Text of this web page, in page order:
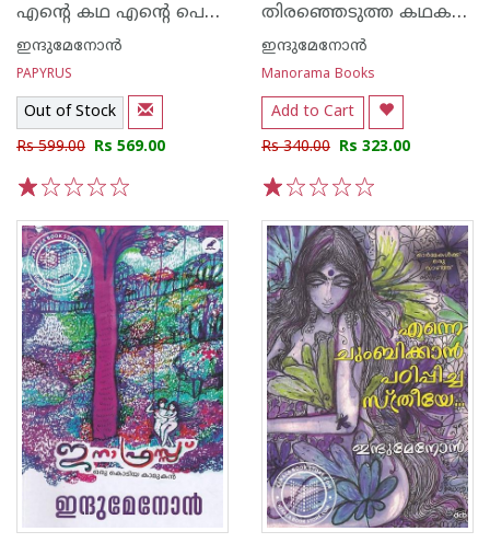
എൻ്റെ കഥ എൻ്റെ പെണുങ്ങളുടെയും
ഇന്ദുമേനോന്‍
PAPYRUS
Out of Stock
Rs 599.00 Rs 569.00
തിരഞ്ഞെടുത്ത കഥകൾ - ഇന്ദുമേനോന്‍
ഇന്ദുമേനോന്‍
Manorama Books
Add to Cart
Rs 340.00 Rs 323.00